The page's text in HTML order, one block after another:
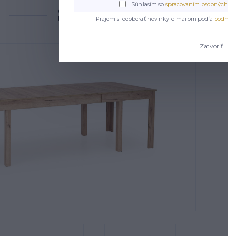
SEWERYN 160/
Súhlasím so spracovaním
Prajem si odoberať novinky e-mailom podľa
Zatvoriť